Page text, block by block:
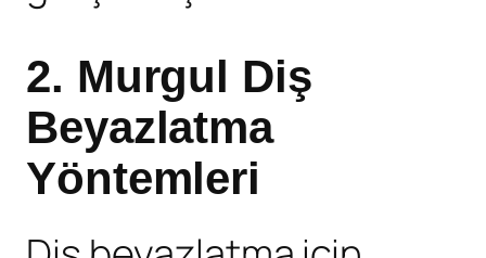
2. Murgul Diş
Beyazlatma
Yöntemleri